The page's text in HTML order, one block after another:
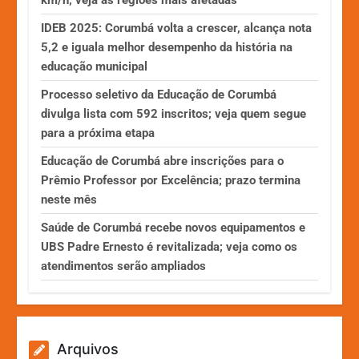
IDEB 2025: Corumbá volta a crescer, alcança nota
5,2 e iguala melhor desempenho da história na
educação municipal
Processo seletivo da Educação de Corumbá
divulga lista com 592 inscritos; veja quem segue
para a próxima etapa
Educação de Corumbá abre inscrições para o
Prêmio Professor por Excelência; prazo termina
neste mês
Saúde de Corumbá recebe novos equipamentos e
UBS Padre Ernesto é revitalizada; veja como os
atendimentos serão ampliados
Arquivos